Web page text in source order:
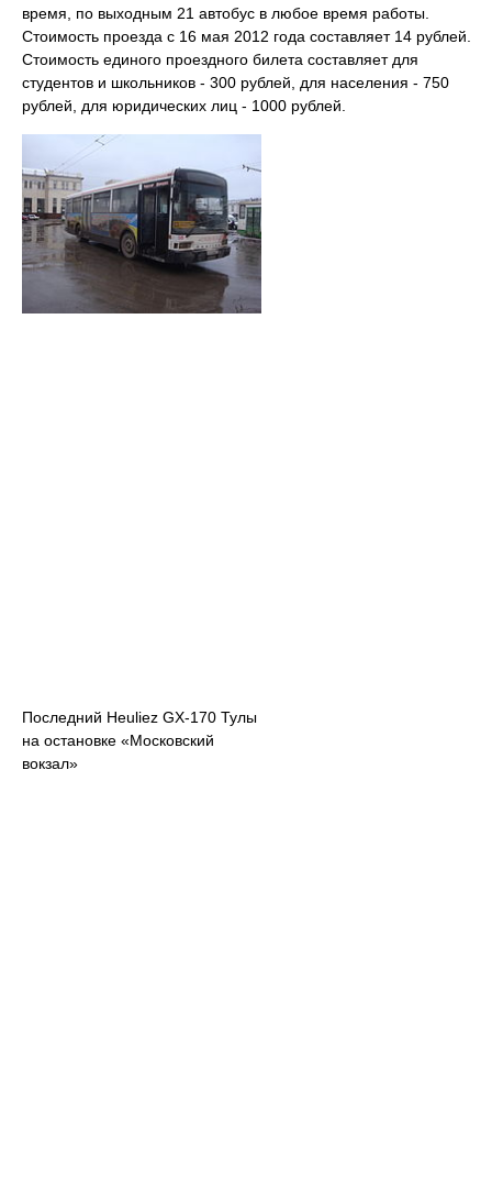
время, по выходным 21 автобус в любое время работы.
Стоимость проезда с 16 мая 2012 года составляет 14 рублей.
Стоимость единого проездного билета составляет для
студентов и школьников - 300 рублей, для населения - 750
рублей, для юридических лиц - 1000 рублей.
Последний Heuliez GX-170 Тулы
на остановке «Московский
вокзал»